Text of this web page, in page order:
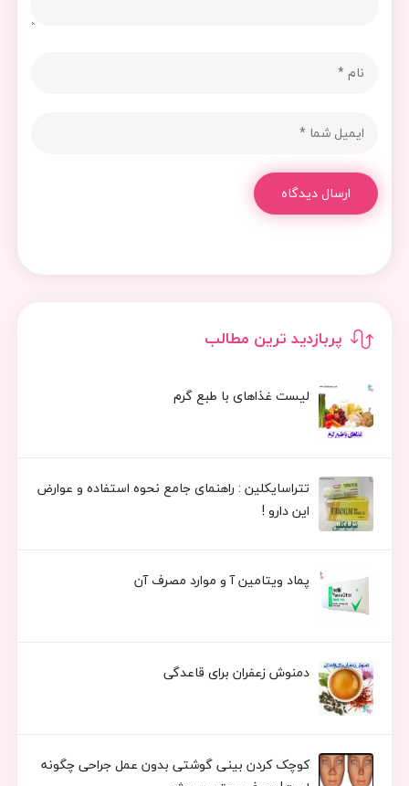
پربازدید ترین مطالب
لیست غذاهای با طبع گرم
تتراسایکلین : راهنمای جامع نحوه استفاده و عوارض
این دارو !
پماد ویتامین آ و موارد مصرف آن
دمنوش زعفران برای قاعدگی
کوچک کردن بینی گوشتی بدون عمل جراحی چگونه
ارسال دیدگاه